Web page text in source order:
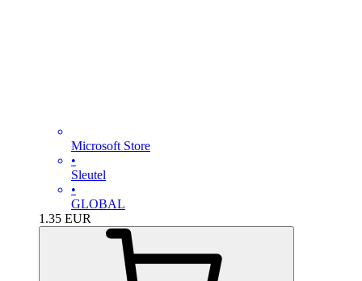
Microsoft Store
•
Sleutel
•
GLOBAL
1.35 EUR